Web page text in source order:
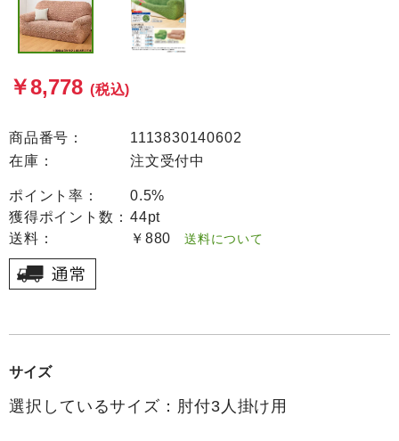
￥8,778 (税込)
商品番号：
1113830140602
在庫：
注文受付中
ポイント率：
0.5%
獲得ポイント数： 44pt
送料：
￥880 送料について
サイズ
選択しているサイズ：肘付3人掛け用